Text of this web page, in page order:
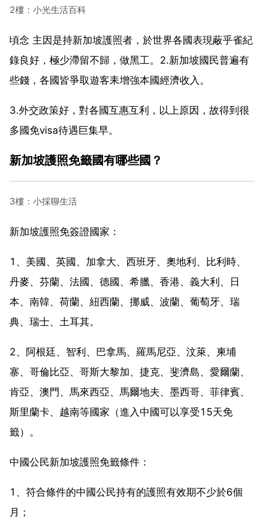
2樓：小光生活百科
頃念 主因是持新加坡護照者，於世界各國表現蔽乎雀紀
錄良好，極少滯留不歸，做黑工。2.新加坡國民普遍有
些錢，各國皆爭取遊客耒增強本國經濟收入。
3.外交政策好，對各國互惠互利，以上原因，故得到很
多國免visa待遇巨集早。
新加坡護照免籤國有哪些國？
3樓：小採聊生活
新加坡護照免簽證國家：
1、美國、英國、加拿大、西班牙、奧地利、比利時、
丹麥、芬蘭、法國、德國、希臘、香港、義大利、日
本、南韓、荷蘭、紐西蘭、挪威、波蘭、葡萄牙、瑞
典、瑞士、土耳其。
2、阿根廷、智利、巴拿馬、羅馬尼亞、汶萊、柬埔
寨、哥倫比亞、哥斯大黎加、捷克、斐濟島、愛爾蘭、
肯亞、澳門、馬來西亞、馬爾地夫、墨西哥、菲律賓、
斯里蘭卡、越南等國家（進入中國可以享受15天免
籤）。
中國公民新加坡護照免籤條件：
1、符合條件的中國公民持有的護照有效期不少於6個
月；